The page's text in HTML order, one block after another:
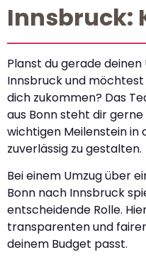
Innsbruck:
Planst du gerade
Innsbruck und möchtest
dich zukommen? Das
aus Bonn steht dir gerne
wichtigen Meilenstein in
zuverlässig zu gestalten.
Bei einem Umzug über
Bonn nach Innsbruck
entscheidende Rolle.
transparenten und
deinem Budget passt.